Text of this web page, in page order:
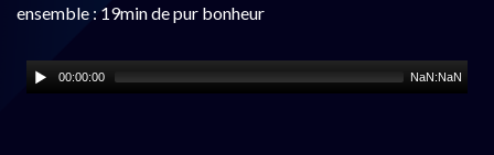
ensemble : 19min de pur bonheur
00:00:00 NaN:NaN